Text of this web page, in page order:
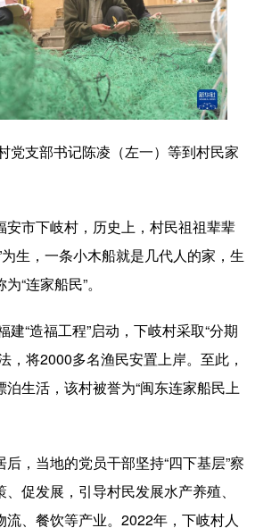
文件 金融 汽车
居 信息化 数字经济
振兴 银龄 溯源中国
津 河北 山西
林 上海 江苏
南 湖北 湖南
支部书记陈凌（左一）等到村民家
市下岐村，历史上，村民祖祖辈辈
为生，一条小木船就是几代人的家，生
“连家船民”。
“造福工程”启动，下岐村采取“分期
，将2000多名渔民安置上岸。至此，
生活，该村被誉为“闽东连家船民上
当地的党员干部坚持“四下基层”察
促发展，引导村民发展水产养殖、
流、餐饮等产业。2022年，下岐村人